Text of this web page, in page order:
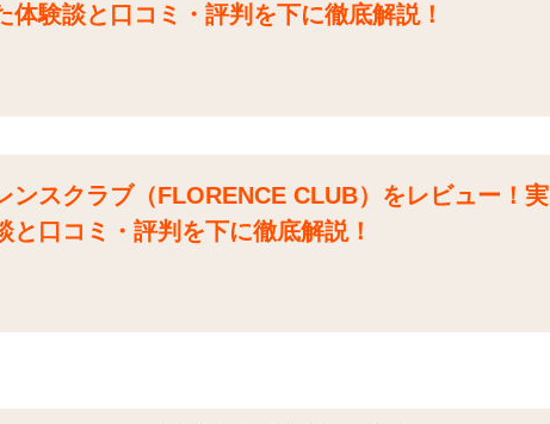
験談と口コミ・評判を下に徹底解説！
ンスクラブ（FLORENCE CLUB）をレビュー！
口コミ・評判を下に徹底解説！